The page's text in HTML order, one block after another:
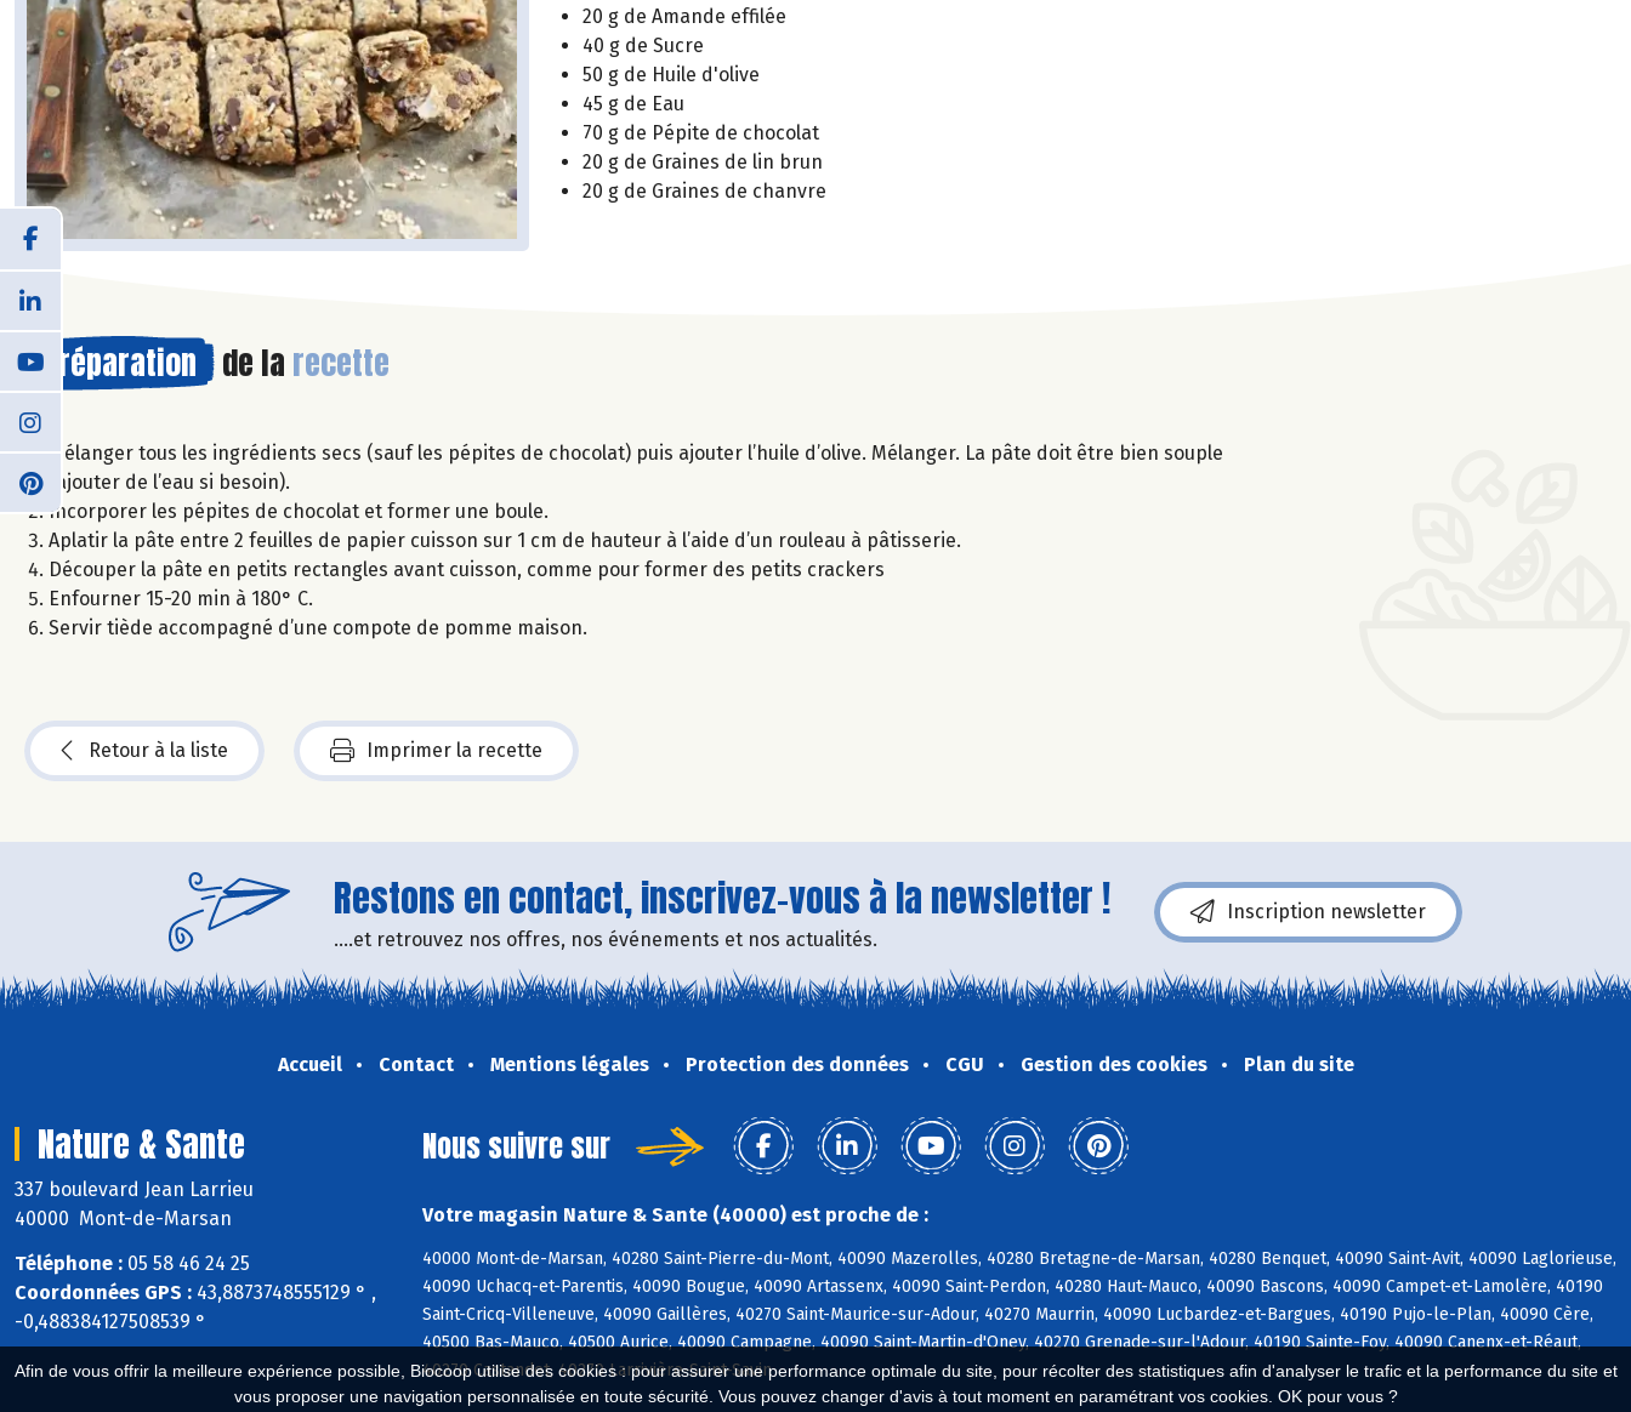
Afin de vous offrir la meilleure expérience possible, Biocoop utilise des cookies : pour assurer une performance optimale du site, pour récolter des statistiques afin d'analyser le trafic et la performance du site et
vous proposer une navigation personnalisée en toute sécurité. Vous pouvez changer d'avis à tout moment en paramétrant vos cookies. OK pour vous ?
20 g de Amande effilée
40 g de Sucre
50 g de Huile d'olive
45 g de Eau
70 g de Pépite de chocolat
20 g de Graines de lin brun
20 g de Graines de chanvre
Préparation de la recette
Mélanger tous les ingrédients secs (sauf les pépites de chocolat) puis ajouter l’huile d’olive. Mélanger. La pâte doit être bien souple
(ajouter de l’eau si besoin).
Incorporer les pépites de chocolat et former une boule.
Aplatir la pâte entre 2 feuilles de papier cuisson sur 1 cm de hauteur à l’aide d’un rouleau à pâtisserie.
Découper la pâte en petits rectangles avant cuisson, comme pour former des petits crackers
Enfourner 15-20 min à 180° C.
Servir tiède accompagné d’une compote de pomme maison.
Retour à la liste Imprimer la recette
Restons en contact, inscrivez-vous à la newsletter !
....et retrouvez nos offres, nos événements et nos actualités.
Inscription newsletter
Accueil Contact Mentions légales Protection des données CGU Gestion des cookies Plan du site
Nature & Sante
337 boulevard Jean Larrieu
40000 Mont-de-Marsan
Téléphone : 05 58 46 24 25
Coordonnées GPS : 43,8873748555129 ° ,
-0,488384127508539 °
Nous suivre sur
Votre magasin Nature & Sante (40000) est proche de :
40000 Mont-de-Marsan, 40280 Saint-Pierre-du-Mont, 40090 Mazerolles, 40280 Bretagne-de-Marsan, 40280 Benquet, 40090 Saint-Avit, 40090 Laglorieuse,
40090 Uchacq-et-Parentis, 40090 Bougue, 40090 Artassenx, 40090 Saint-Perdon, 40280 Haut-Mauco, 40090 Bascons, 40090 Campet-et-Lamolère, 40190
Saint-Cricq-Villeneuve, 40090 Gaillères, 40270 Saint-Maurice-sur-Adour, 40270 Maurrin, 40090 Lucbardez-et-Bargues, 40190 Pujo-le-Plan, 40090 Cère,
40500 Bas-Mauco, 40500 Aurice, 40090 Campagne, 40090 Saint-Martin-d'Oney, 40270 Grenade-sur-l'Adour, 40190 Sainte-Foy, 40090 Canenx-et-Réaut,
40270 Castandet, 40270 Larrivière-Saint-Savin